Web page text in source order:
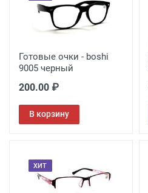
Готовые очки - boshi
9005 черный
200.00 ₽
В корзину
ХИТ